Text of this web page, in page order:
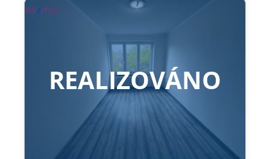
sporáku. Koupelna s vanou a s prostorem
bojlerem v koupelně.Podlahy – parkety,
dlažba. Možnost ponechání vybavení
nábytkem v ceně.K bytu náleží sklep 9,4
Dům je zateplený, má nové vstupní
dveře, plastová okna i na chodbách.
Nachází se ve slepé ulici, s dobrou
možností parkování, v rezidenční čtvrti
rodinných domků, v blízkosti rodinného
pivovaru a s veškerou občanskou
REALIZOVÁNO